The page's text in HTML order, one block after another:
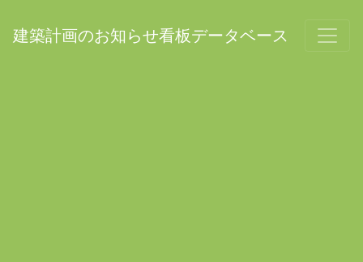
建築計画のお知らせ看板データベース